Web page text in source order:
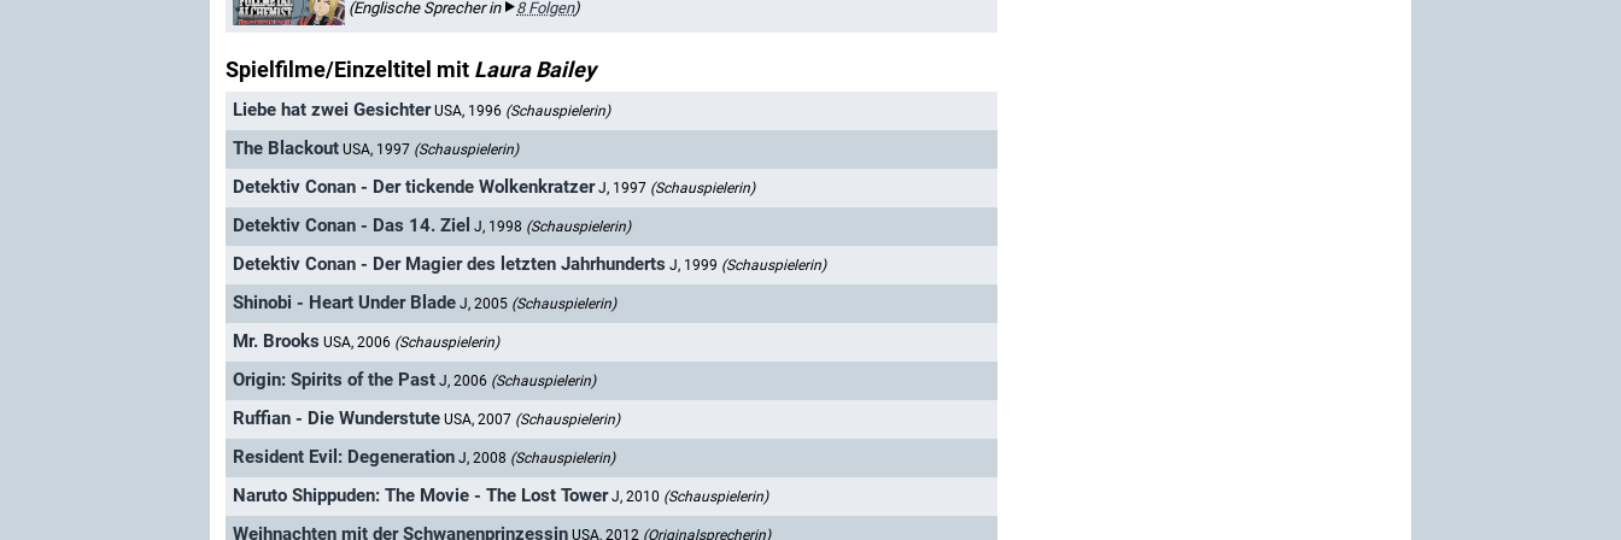
(Englische Sprecher in 8 Folgen)
Spielfilme/Einzeltitel mit Laura Bailey
Liebe hat zwei Gesichter USA, 1996 (Schauspielerin)
The Blackout USA, 1997 (Schauspielerin)
Detektiv Conan - Der tickende Wolkenkratzer J, 1997 (Schauspielerin)
Detektiv Conan - Das 14. Ziel J, 1998 (Schauspielerin)
Detektiv Conan - Der Magier des letzten Jahrhunderts J, 1999 (Schauspielerin)
Shinobi - Heart Under Blade J, 2005 (Schauspielerin)
Mr. Brooks USA, 2006 (Schauspielerin)
Origin: Spirits of the Past J, 2006 (Schauspielerin)
Ruffian - Die Wunderstute USA, 2007 (Schauspielerin)
Resident Evil: Degeneration J, 2008 (Schauspielerin)
Naruto Shippuden: The Movie - The Lost Tower J, 2010 (Schauspielerin)
Weihnachten mit der Schwanenprinzessin USA, 2012 (Originalsprecherin)